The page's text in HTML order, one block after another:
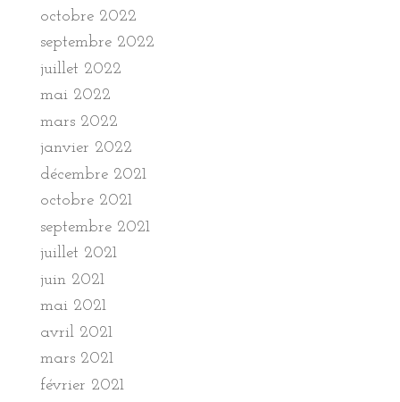
octobre 2022
septembre 2022
juillet 2022
mai 2022
mars 2022
janvier 2022
décembre 2021
octobre 2021
septembre 2021
juillet 2021
juin 2021
mai 2021
avril 2021
mars 2021
février 2021